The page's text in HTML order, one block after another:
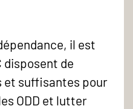
il est
disposent de
et suffisantes pour
ODD et lutter